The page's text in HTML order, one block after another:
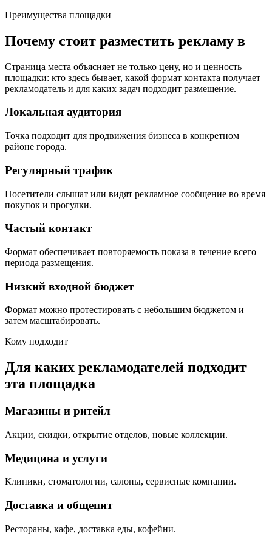
Преимущества площадки
Почему стоит разместить рекламу в
Страница места объясняет не только цену, но и ценность
площадки: кто здесь бывает, какой формат контакта получает
рекламодатель и для каких задач подходит размещение.
Локальная аудитория
Точка подходит для продвижения бизнеса в конкретном
районе города.
Регулярный трафик
Посетители слышат или видят рекламное сообщение во время
покупок и прогулки.
Частый контакт
Формат обеспечивает повторяемость показа в течение всего
периода размещения.
Низкий входной бюджет
Формат можно протестировать с небольшим бюджетом и
затем масштабировать.
Кому подходит
Для каких рекламодателей подходит
эта площадка
Магазины и ритейл
Акции, скидки, открытие отделов, новые коллекции.
Медицина и услуги
Клиники, стоматологии, салоны, сервисные компании.
Доставка и общепит
Рестораны, кафе, доставка еды, кофейни.